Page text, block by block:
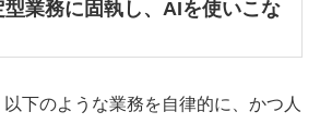
型業務に固執し、AIを使いこな
下のような業務を自律的に、かつ人